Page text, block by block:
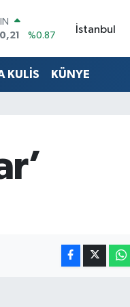
%0.87
%-14
İstanbul
KULİS KÜNYE